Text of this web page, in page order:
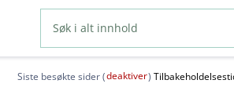
Siste besøkte sider (deaktiver)